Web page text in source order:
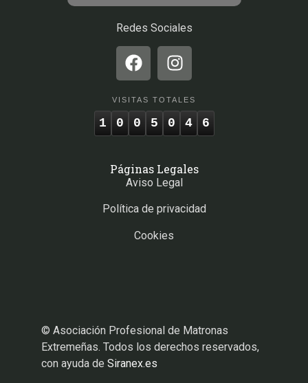
Redes Sociales
VISITAS TOTALES
1 0 0 5 0 4 6
Páginas Legales
Aviso Legal
Política de privacidad
Cookies
© Asociación Profesional de Matronas
Extremeñas. Todos los derechos reservados,
con ayuda de Siranex.es